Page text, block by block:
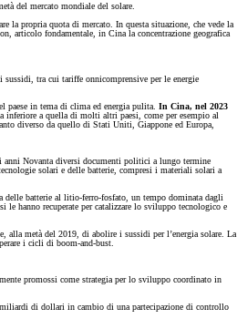
del mercato mondiale del solare.
la propria quota di mercato. In questa situazione, che vede la
articolo fondamentale, in Cina la concentrazione geografica
tra cui tariffe onnicomprensive per le energie
paese in tema di clima ed energia pulita. In Cina, nel 2023
inferiore a quella di molti altri paesi, come per esempio al
diverso da quello di Stati Uniti, Giappone ed Europa,
anni Novanta diversi documenti politici a lungo termine
solari e delle batterie, compresi i materiali solari a
delle batterie al litio-ferro-fosfato, un tempo dominata dagli
le hanno recuperate per catalizzare lo sviluppo tecnologico e
alla metà del 2019, di abolire i sussidi per l’energia solare. La
i cicli di boom-and-bust.
promossi come strategia per lo sviluppo coordinato in
di dollari in cambio di una partecipazione di controllo